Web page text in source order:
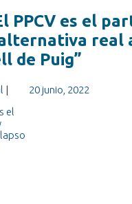
PPCV es el
real
de Puig”
| 20 junio, 2022